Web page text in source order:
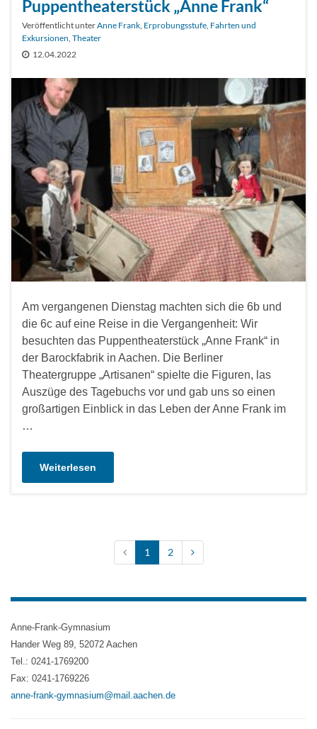
Puppentheaterstück „Anne Frank“
Veröffentlicht unterAnne Frank, Erprobungsstufe, Fahrten und
Exkursionen, Theater
12.04.2022
Am vergangenen Dienstag machten sich die 6b und
die 6c auf eine Reise in die Vergangenheit: Wir
besuchten das Puppentheaterstück „Anne Frank“ in
der Barockfabrik in Aachen. Die Berliner
Theatergruppe „Artisanen“ spielte die Figuren, las
Auszüge des Tagebuchs vor und gab uns so einen
großartigen Einblick in das Leben der Anne Frank im
…
Weiterlesen
1 2
Anne-Frank-Gymnasium
Hander Weg 89, 52072 Aachen
Tel.: 0241-1769200
Fax: 0241-1769226
anne-frank-gymnasium@mail.aachen.de